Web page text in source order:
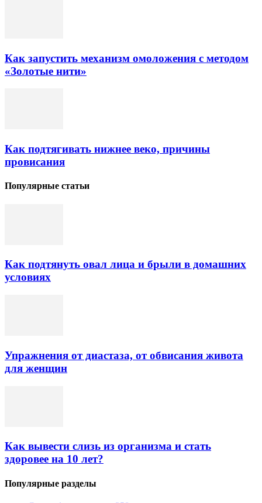
Как запустить механизм омоложения с методом
«Золотые нити»
Как подтягивать нижнее веко, причины
провисания
Популярные статьи
Как подтянуть овал лица и брыли в домашних
условиях
Упражнения от диастаза, от обвисания живота
для женщин
Как вывести слизь из организма и стать
здоровее на 10 лет?
Популярные разделы